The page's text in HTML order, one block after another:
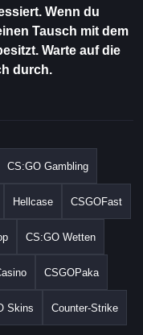
Wenn du
Tausch mit dem
Warte auf die
durch.
CS:GO Gambling
Hellcase CSGOFast
CS:GO Wetten
CSGOPaka
Skins Counter-Strike